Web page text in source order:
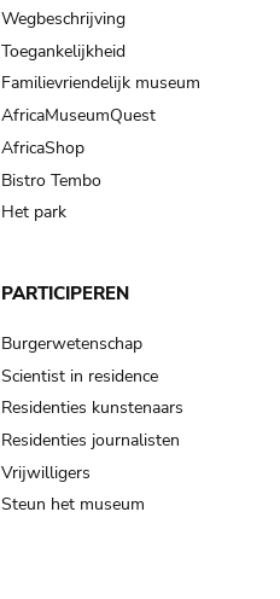
Wegbeschrijving
Toegankelijkheid
Familievriendelijk museum
AfricaMuseumQuest
AfricaShop
Bistro Tembo
Het park
PARTICIPEREN
Burgerwetenschap
Scientist in residence
Residenties kunstenaars
Residenties journalisten
Vrijwilligers
Steun het museum